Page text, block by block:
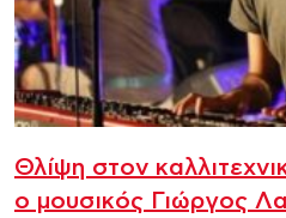
Θλίψη στον
ο μουσικός Γιώργος